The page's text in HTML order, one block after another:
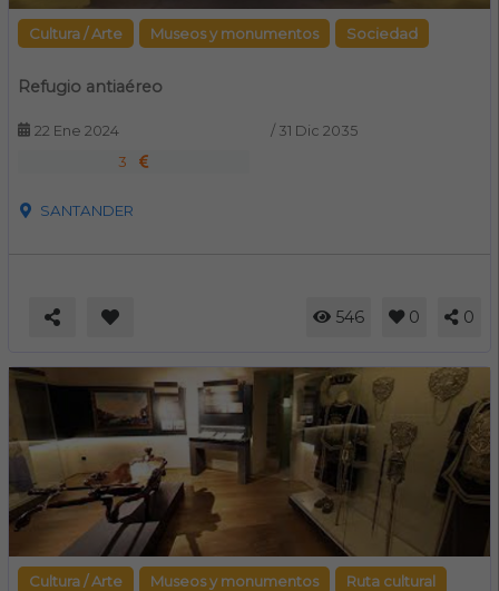
Cultura / Arte Museos y monumentos Sociedad
Refugio antiaéreo
22 Ene 2024 / 31 Dic 2035
3
SANTANDER
546 0 0
Cultura / Arte Museos y monumentos Ruta cultural